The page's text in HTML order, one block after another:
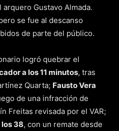
Gustavo Almada.
se fue al descanso
de parte del público.
logró quebrar el
a los 11 minutos, tras
Quarta; Fausto Vera
de una infracción de
Freitas revisada por el VAR;
38, con un remate desde